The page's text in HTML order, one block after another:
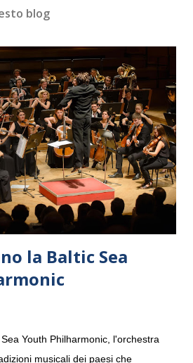
blog
la Baltic Sea
Youth Philharmonic, l'orchestra
musicali dei paesi che